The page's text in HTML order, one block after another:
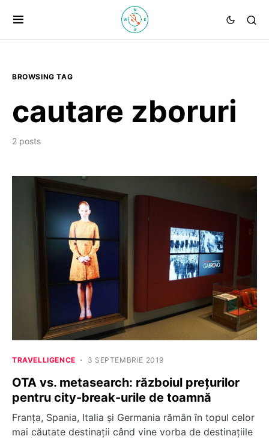
BROWSING TAG
cautare zboruri
2 posts
TRAVELLIGENCE 3 SEPTEMBRIE 2019
OTA vs. metasearch: războiul prețurilor
pentru city-break-urile de toamnă
Franța, Spania, Italia și Germania rămân în topul celor
mai căutate destinații când vine vorba de destinațiile